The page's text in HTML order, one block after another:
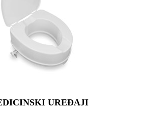
UREĐAJI